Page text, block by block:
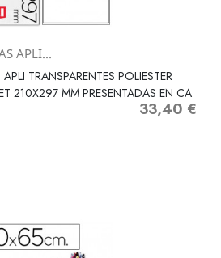
APLI...
TRANSPARENTES POLIESTER
210X297 MM PRESENTADAS EN CA
Precio
33,40 €